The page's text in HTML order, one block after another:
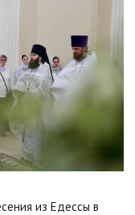
из Едессы в